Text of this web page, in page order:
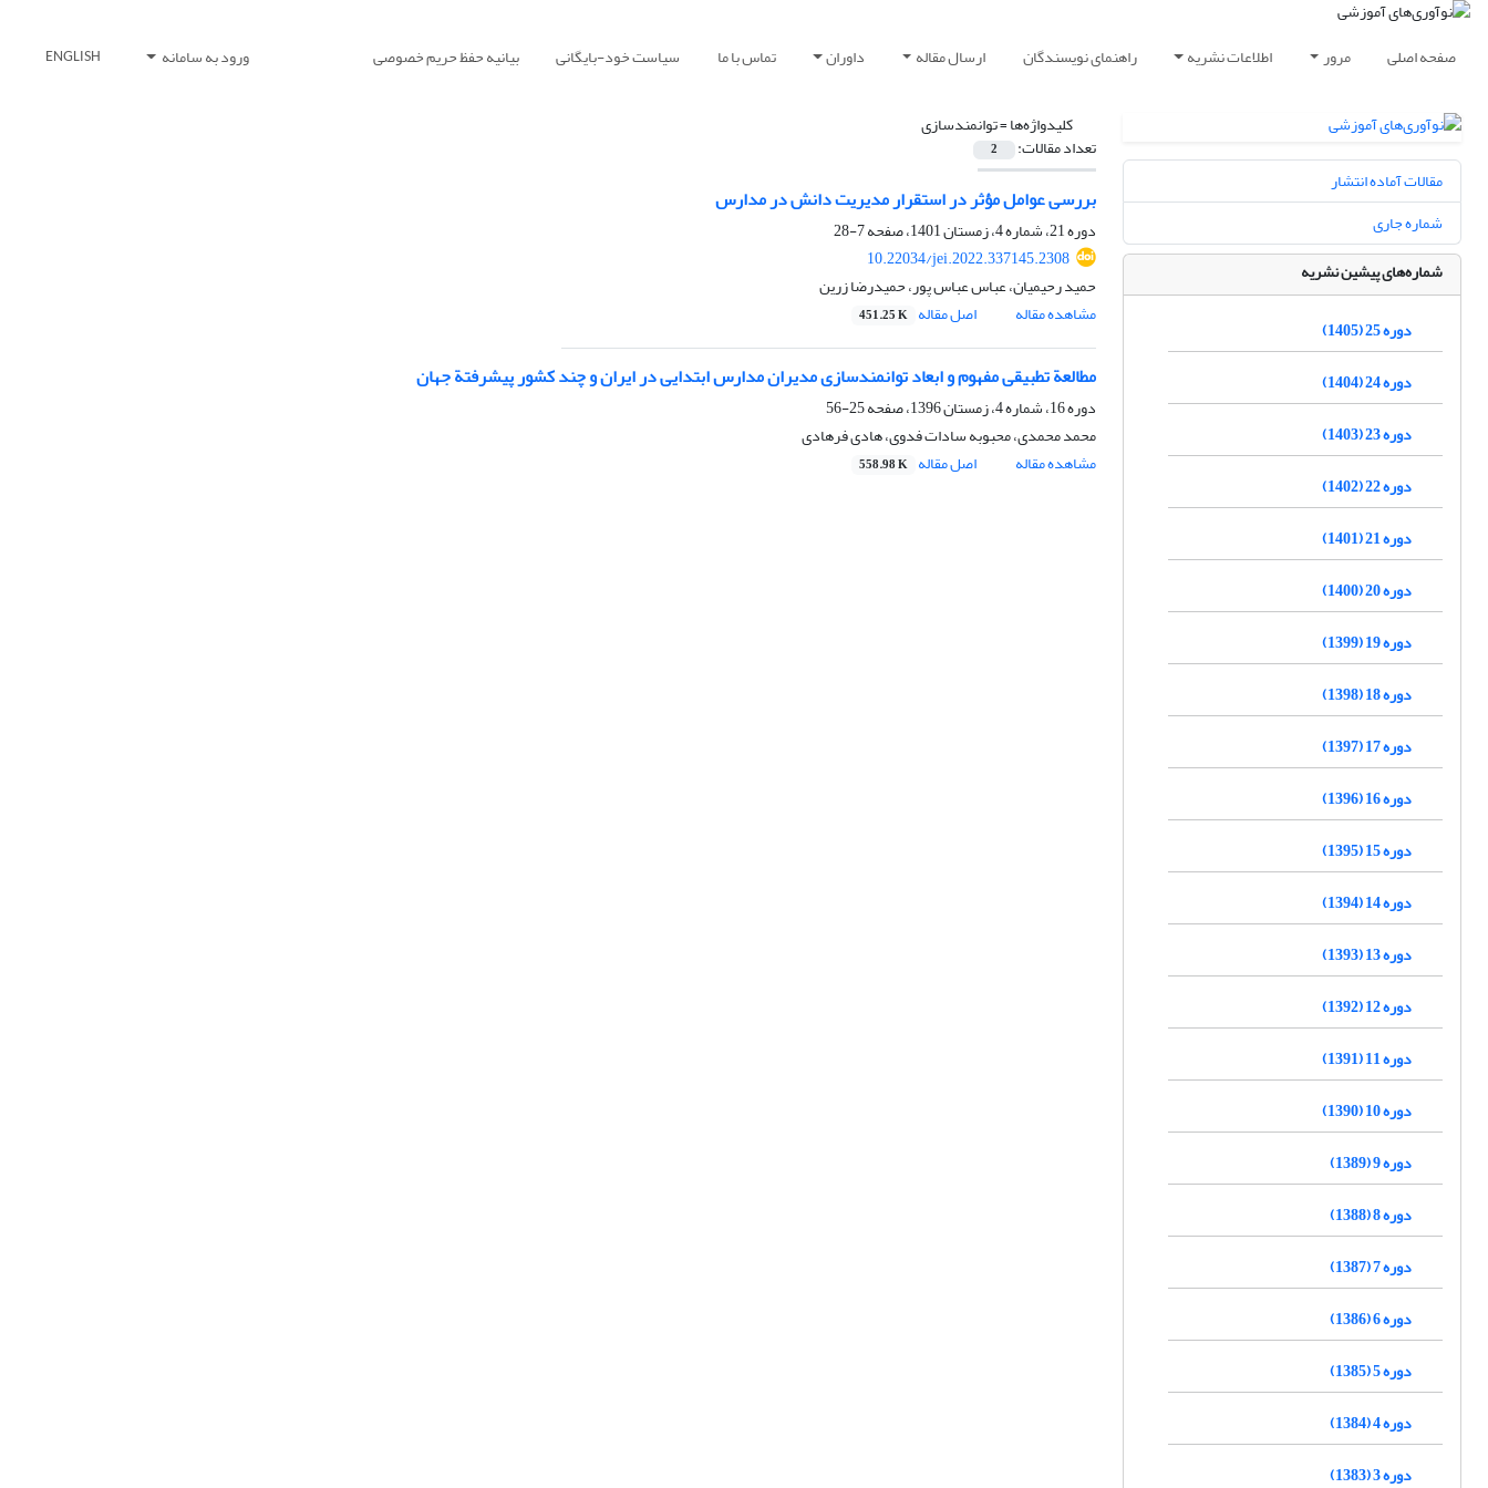
صفحه اصلی مرور اطلاعات نشریه راهنمای نویسندگان ارسال مقاله داوران تماس با ما سیاست خود-بایگانی بیانیه حفظ حریم خصوصی ورود به سامانه ENGLISH
کلیدواژه‌ها =توانمندسازی
تعداد مقالات: 2
بررسی عوامل مؤثر در استقرار مدیریت دانش در مدارس
دوره 21، شماره 4، زمستان 1401، صفحه
7-28
10.22034/jei.2022.337145.2308
حمید رحیمیان، عباس عباس پور، حمیدرضا زرین
مشاهده مقاله
اصل مقاله 451.25 K
مطالعة تطبیقی مفهوم و ابعاد توانمندسازی مدیران مدارس ابتدایی در ایران و چند کشور پیشرفتة جهان
دوره 16، شماره 4، زمستان 1396، صفحه
25-56
محمد محمدی، محبوبه سادات فدوی، هادی فرهادی
مشاهده مقاله
اصل مقاله 558.98 K
مقالات آماده انتشار
شماره جاری
شماره‌های پیشین نشریه
دوره 25 (1405)
دوره 24 (1404)
دوره 23 (1403)
دوره 22 (1402)
دوره 21 (1401)
دوره 20 (1400)
دوره 19 (1399)
دوره 18 (1398)
دوره 17 (1397)
دوره 16 (1396)
دوره 15 (1395)
دوره 14 (1394)
دوره 13 (1393)
دوره 12 (1392)
دوره 11 (1391)
دوره 10 (1390)
دوره 9 (1389)
دوره 8 (1388)
دوره 7 (1387)
دوره 6 (1386)
دوره 5 (1385)
دوره 4 (1384)
دوره 3 (1383)